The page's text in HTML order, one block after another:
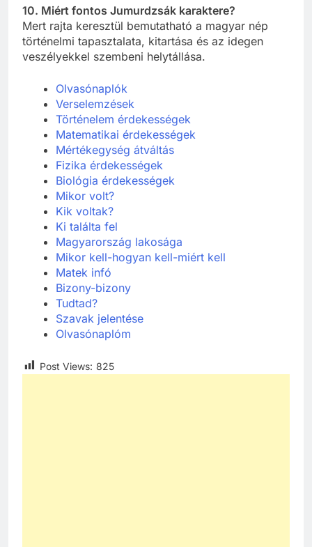
10. Miért fontos Jumurdzsák karaktere?
Mert rajta keresztül bemutatható a magyar nép
történelmi tapasztalata, kitartása és az idegen
veszélyekkel szembeni helytállása.
Olvasónaplók
Verselemzések
Történelem érdekességek
Matematikai érdekességek
Mértékegység átváltás
Fizika érdekességek
Biológia érdekességek
Mikor volt?
Kik voltak?
Ki találta fel
Magyarország lakosága
Mikor kell-hogyan kell-miért kell
Matek infó
Bizony-bizony
Tudtad?
Szavak jelentése
Olvasónaplóm
Post Views: 825